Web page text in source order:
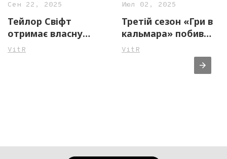
Сен 22, 2025
Тейлор Свіфт
отримає власну
радіостанцію у США,
VitR
Июл 02, 2025
Третій сезон «Гри в
кальмара» побив
рекорд Netflix: за три
дні він отримав 60,1
VitR